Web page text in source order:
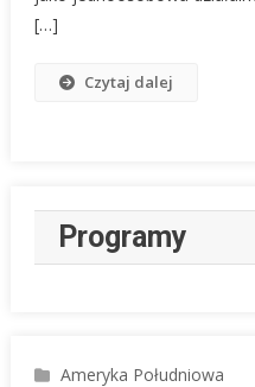
[…]
Czytaj dalej
Programy
Ameryka Południowa